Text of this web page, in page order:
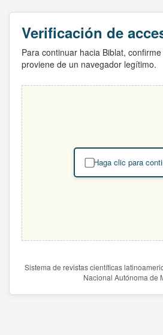
Verificación de
Para continuar hacia Biblat,
proviene de un navegador legítimo.
Haga clic para
Sistema de revistas científicas
Nacional Autónoma de